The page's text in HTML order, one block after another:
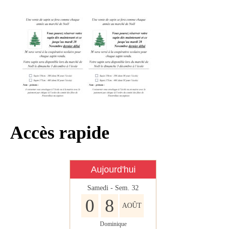
Mon village
Mes démarches
Faverolles dans la presse
Faverolles Infos – Format
numérique
Nos Partenaires
Accès rapide
Aujourd'hui
Samedi - Sem. 32
0 8 AOÛT
Dominique